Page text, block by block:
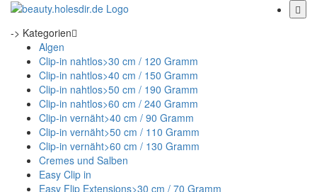
-> Kategorien
Algen
Clip-in nahtlos>30 cm / 120 Gramm
Clip-in nahtlos>40 cm / 150 Gramm
Clip-in nahtlos>50 cm / 190 Gramm
Clip-in nahtlos>60 cm / 240 Gramm
Clip-in vernäht>40 cm / 90 Gramm
Clip-in vernäht>50 cm / 110 Gramm
Clip-in vernäht>60 cm / 130 Gramm
Cremes und Salben
Easy Clip in
Easy Flip Extensions>30 cm / 70 Gramm